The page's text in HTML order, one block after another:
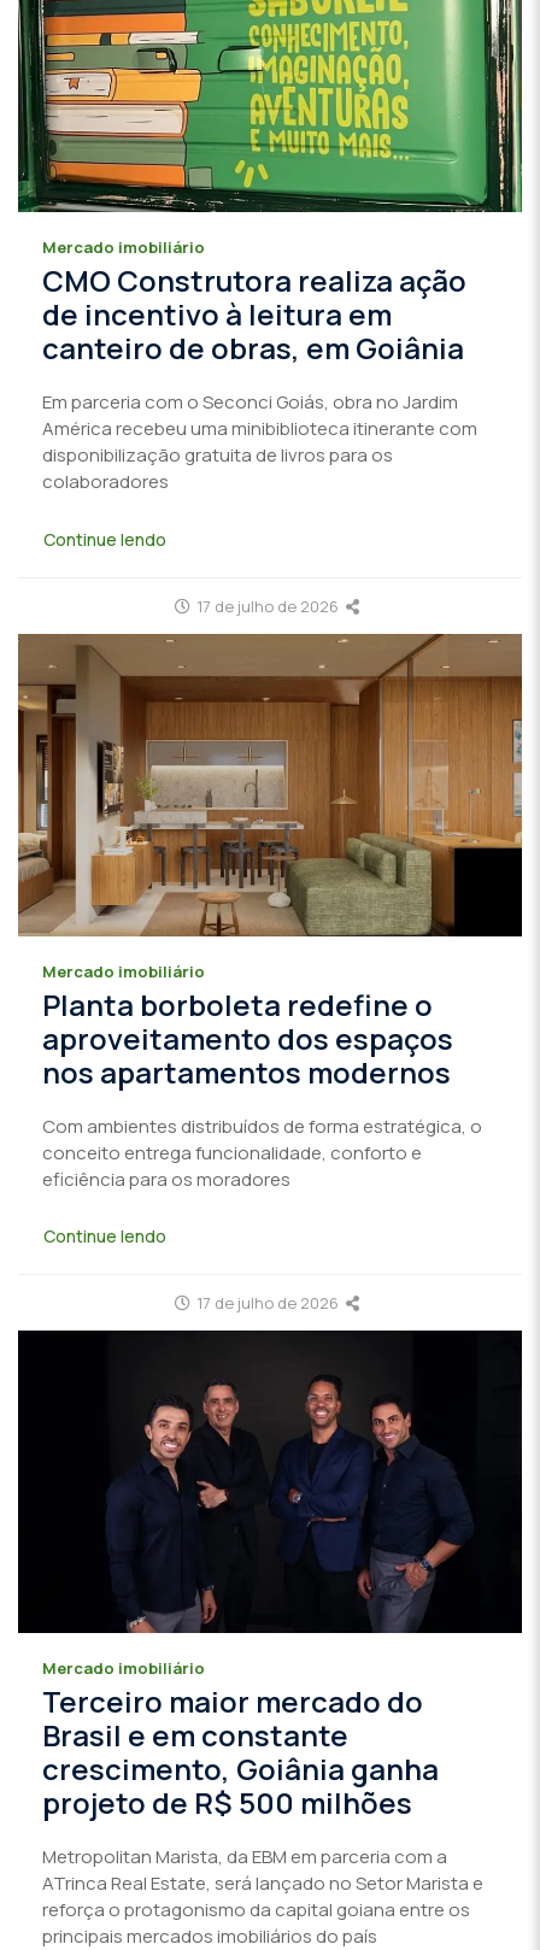
Mercado imobiliário
CMO Construtora realiza ação
de incentivo à leitura em
canteiro de obras, em Goiânia
Em parceria com o Seconci Goiás, obra no Jardim
América recebeu uma minibiblioteca itinerante com
disponibilização gratuita de livros para os
colaboradores
Continue lendo
17 de julho de 2026
Mercado imobiliário
Planta borboleta redefine o
aproveitamento dos espaços
nos apartamentos modernos
Com ambientes distribuídos de forma estratégica, o
conceito entrega funcionalidade, conforto e
eficiência para os moradores
Continue lendo
17 de julho de 2026
Mercado imobiliário
Terceiro maior mercado do
Brasil e em constante
crescimento, Goiânia ganha
projeto de R$ 500 milhões
Metropolitan Marista, da EBM em parceria com a
ATrinca Real Estate, será lançado no Setor Marista e
reforça o protagonismo da capital goiana entre os
principais mercados imobiliários do país